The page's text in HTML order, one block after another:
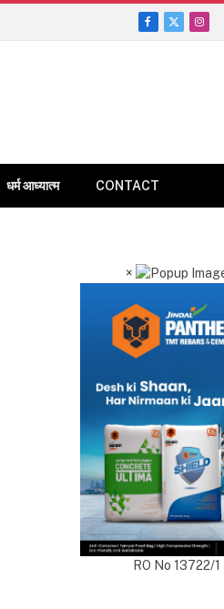
Facebook
X
धर्म आध्यात्म CONTACT
×